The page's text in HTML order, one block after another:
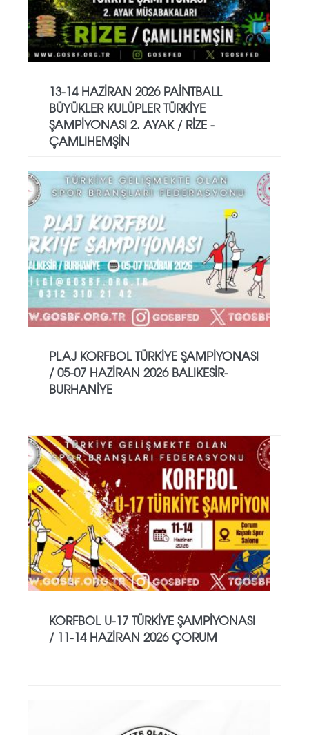
13-14 HAZİRAN 2026 PAİNTBALL
BÜYÜKLER KULÜPLER TÜRKİYE
ŞAMPİYONASI 2. AYAK / RİZE -
ÇAMLIHEMŞİN
PLAJ KORFBOL TÜRKİYE ŞAMPİYONASI
/ 05-07 HAZİRAN 2026 BALIKESİR-
BURHANİYE
KORFBOL U-17 TÜRKİYE ŞAMPİYONASI
/ 11-14 HAZİRAN 2026 ÇORUM